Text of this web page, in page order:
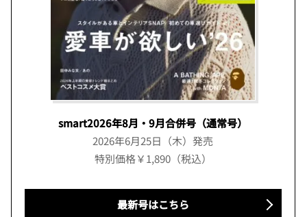
smart2026年8月・9月合併号（通常号）
2026年6月25日（木）発売
特別価格￥1,890（税込）
最新号はこちら